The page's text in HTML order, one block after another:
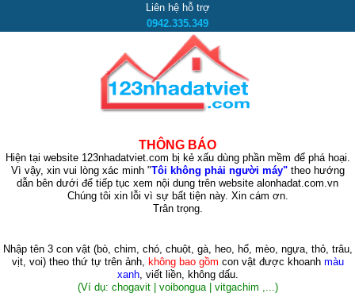
Liên hệ hỗ trợ
0942.335.349
THÔNG BÁO
Hiện tại website 123nhadatviet.com bị kẻ xấu dùng phần mềm để phá hoại.
Vì vậy, xin vui lòng xác minh "Tôi không phải người máy"theo hướng
dẫn bên dưới để tiếp tục xem nội dung trên website alonhadat.com.vn
Chúng tôi xin lỗi vì sự bất tiện này. Xin cám ơn.
Trân trọng.
Nhập tên 3 con vật (bò, chim, chó, chuột, gà, heo, hổ, mèo, ngựa, thỏ, trâu,
vịt, voi)theo thứ tự trên ảnh, không bao gồm con vật được khoanh màu
xanh, viết liền, không dấu.
(Ví dụ: chogavit | voibongua | vitgachim ,...)